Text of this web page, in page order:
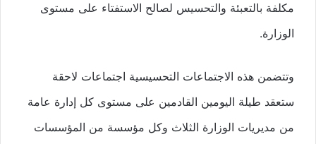
مكلفة بالتعبئة والتحسيس لصالح الاستفتاء على مستوى
الوزارة.
وتتضمن هذه الاجتماعات التحسيسية اجتماعات لاحقة
ستعقد طيلة اليومين القادمين على مستوى كل إدارة عامة
من مديريات الوزارة الثلاث وكل مؤسسة من المؤسسات